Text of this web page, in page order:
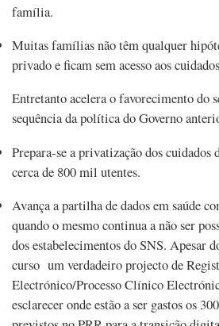
família.
Muitas famílias não têm qualquer
privado e ficam sem acesso aos
Entretanto acelera o favorecimento do
sequência da política do Governo
Prepara-se a privatização dos cuidados
cerca de 800 mil utentes.
Avança a partilha de dados em saúde
quando o mesmo continua a não ser
dos estabelecimentos do SNS. Apesar
curso um verdadeiro projecto de
Electrónico/Processo Clínico
esclarecer onde estão a ser gastos os